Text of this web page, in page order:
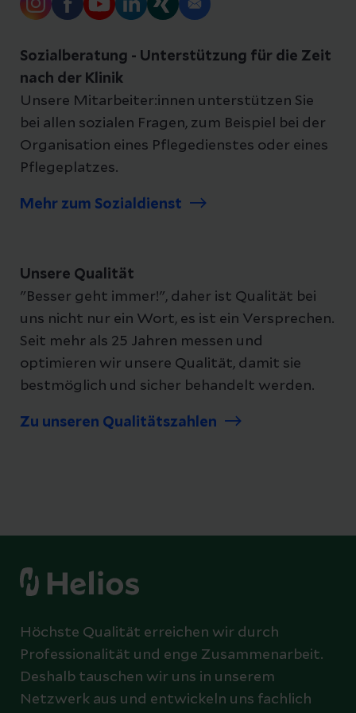
Sozialberatung - Unterstützung für die Zeit
nach der Klinik
Unsere Mitarbeiter:innen unterstützen Sie
bei allen sozialen Fragen, zum Beispiel bei der
Organisation eines Pflegedienstes oder eines
Pflegeplatzes.
Mehr zum Sozialdienst
Unsere Qualität
"Besser geht immer!", daher ist Qualität bei
uns nicht nur ein Wort, es ist ein Versprechen.
Seit mehr als 25 Jahren messen und
optimieren wir unsere Qualität, damit sie
bestmöglich und sicher behandelt werden.
Zu unseren Qualitätszahlen
Höchste Qualität erreichen wir durch
Professionalität und enge Zusammenarbeit.
Deshalb tauschen wir uns in unserem
Netzwerk aus und entwickeln uns fachlich